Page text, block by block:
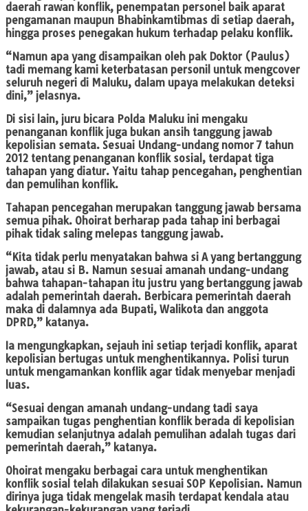
daerah rawan konflik, penempatan personel baik aparat
pengamanan maupun Bhabinkamtibmas di setiap daerah,
hingga proses penegakan hukum terhadap pelaku konflik.
“Namun apa yang disampaikan oleh pak Doktor (Paulus)
tadi memang kami keterbatasan personil untuk mengcover
seluruh negeri di Maluku, dalam upaya melakukan deteksi
dini,” jelasnya.
Di sisi lain, juru bicara Polda Maluku ini mengaku
penanganan konflik juga bukan ansih tanggung jawab
kepolisian semata. Sesuai Undang-undang nomor 7 tahun
2012 tentang penanganan konflik sosial, terdapat tiga
tahapan yang diatur. Yaitu tahap pencegahan, penghentian
dan pemulihan konflik.
Tahapan pencegahan merupakan tanggung jawab bersama
semua pihak. Ohoirat berharap pada tahap ini berbagai
pihak tidak saling melepas tanggung jawab.
“Kita tidak perlu menyatakan bahwa si A yang bertanggung
jawab, atau si B. Namun sesuai amanah undang-undang
bahwa tahapan-tahapan itu justru yang bertanggung jawab
adalah pemerintah daerah. Berbicara pemerintah daerah
maka di dalamnya ada Bupati, Walikota dan anggota
DPRD,” katanya.
Ia mengungkapkan, sejauh ini setiap terjadi konflik, aparat
kepolisian bertugas untuk menghentikannya. Polisi turun
untuk mengamankan konflik agar tidak menyebar menjadi
luas.
“Sesuai dengan amanah undang-undang tadi saya
sampaikan tugas penghentian konflik berada di kepolisian
kemudian selanjutnya adalah pemulihan adalah tugas dari
pemerintah daerah,” katanya.
Ohoirat mengaku berbagai cara untuk menghentikan
konflik sosial telah dilakukan sesuai SOP Kepolisian. Namun
dirinya juga tidak mengelak masih terdapat kendala atau